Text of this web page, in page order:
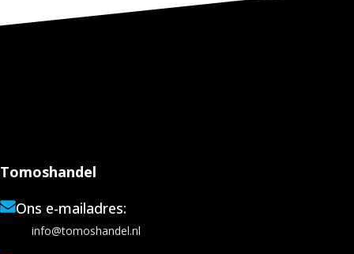
Tomoshandel
Ons e-mailadres:
info@tomoshandel.nl